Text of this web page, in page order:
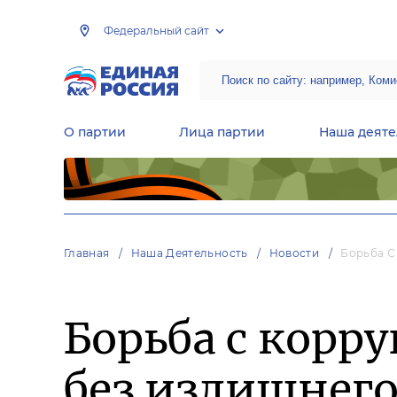
Федеральный сайт
О партии Лица партии Наша
Главная Наша Деятельность Новости Борьба
Борьба с